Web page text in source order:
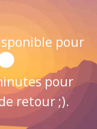
pour
pour
retour ;).